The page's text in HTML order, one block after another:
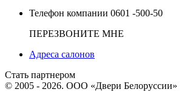
Телефон компании 0601 -500-50
ПЕРЕЗВОНИТЕ МНЕ
Адреса салонов
Стать партнером
© 2005 - 2026. ООО «Двери Белоруссии»